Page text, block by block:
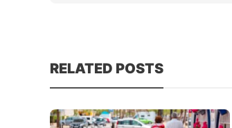
RELATED POSTS